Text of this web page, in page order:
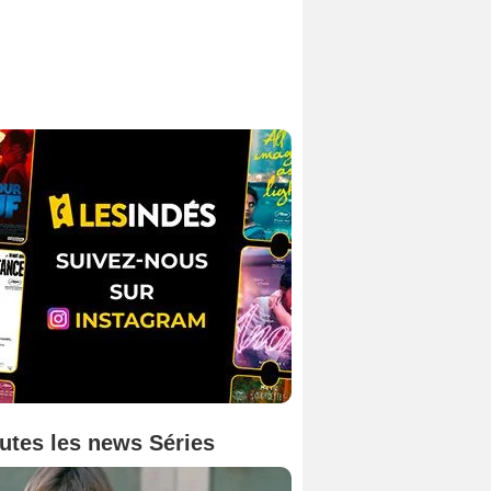
les news Séries